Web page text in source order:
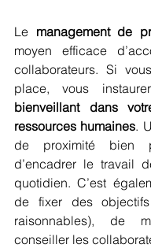
Le management de
moyen efficace
collaborateurs. Si
place, vous
bienveillant dans
ressources humaines.
de proximité bien
d’encadrer le travail
quotidien. C’est
de fixer des
raisonnables), de
conseiller les